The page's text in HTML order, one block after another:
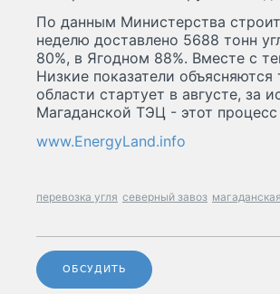
По данным Министерства
неделю доставлено 5688 тонн
80%, в Ягодном 88%. Вместе с
Низкие показатели
области стартует в августе, за
Магаданской ТЭЦ - этот
www.EnergyLand.info
перевозка угля северный завоз
ОБСУДИТЬ